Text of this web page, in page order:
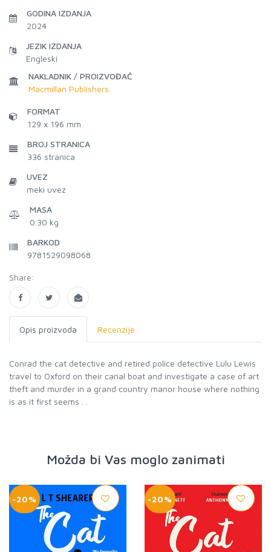
GODINA IZDANJA
2024
JEZIK IZDANJA
Engleski
NAKLADNIK / PROIZVOĐAČ
Macmillan Publishers
FORMAT
129 x 196 mm
BROJ STRANICA
336 stranica
UVEZ
meki uvez
MASA
0.30 kg
BARKOD
9781529098068
Share:
Opis proizvoda Recenzije
Conrad the cat detective and retired police detective Lulu Lewis
travel to Oxford on their canal boat and investigate a case of art
theft and murder in a grand country manor house where nothing
is as it first seems . .
Možda bi Vas moglo zanimati
-20% -20%